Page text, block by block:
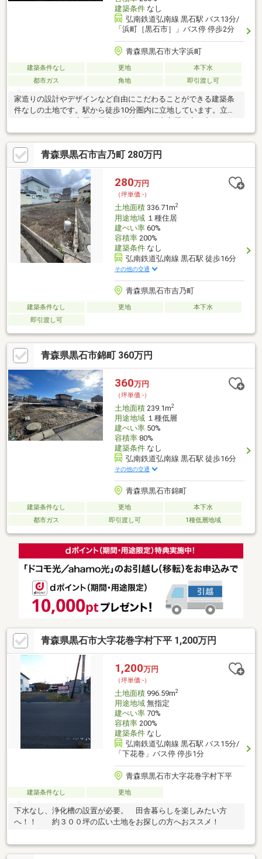
建築条件なし
弘南鉄道弘南線 黒石駅 バス13分/
「浜町［黒石市］」バス停 停歩2分
青森県黒石市大字浜町
建築条件なし 更地
本下水
都市ガス
角地 即引渡し可
家造りの設計やデザインなど自由にこだわることができる建築条
件なしの土地です。駅から徒歩10分圏内に立地しています。立地
環境を守るための地域です。こちらの土地は前面道路6m以上で
す。隣の建物からの圧迫感からも解放されるのが角地の特徴で
す。平坦地なので、擁壁・造成費用を削減できます。
青森県黒石市吉乃町 280万円
280万円
（坪単価:-）
土地面積336.71m2
用途地域１種住居
建ぺい率60%
容積率200%
建築条件なし
弘南鉄道弘南線 黒石駅 徒歩16分
その他の交通
青森県黒石市吉乃町
建築条件なし 更地
本下水
即引渡し可
青森県黒石市錦町 360万円
360万円
（坪単価:-）
土地面積239.1m2
用途地域１種低層
建ぺい率50%
容積率80%
建築条件なし
弘南鉄道弘南線 黒石駅 徒歩16分
その他の交通
青森県黒石市錦町
建築条件なし 更地
本下水
都市ガス
即引渡し可 1種低層地域
青森県黒石市大字花巻字村下平 1,200万円
1,200万円
（坪単価:-）
土地面積996.59m2
用途地域無指定
建ぺい率70%
容積率200%
建築条件なし
弘南鉄道弘南線 黒石駅 バス15分/
「下花巻」バス停 停歩1分
青森県黒石市大字花巻字村下平
建築条件なし 更地
下水なし、浄化槽の設置が必要。 田舎暮らしを楽しみたい方
へ！！ 約３００坪の広い土地をお探しの方へおススメ！